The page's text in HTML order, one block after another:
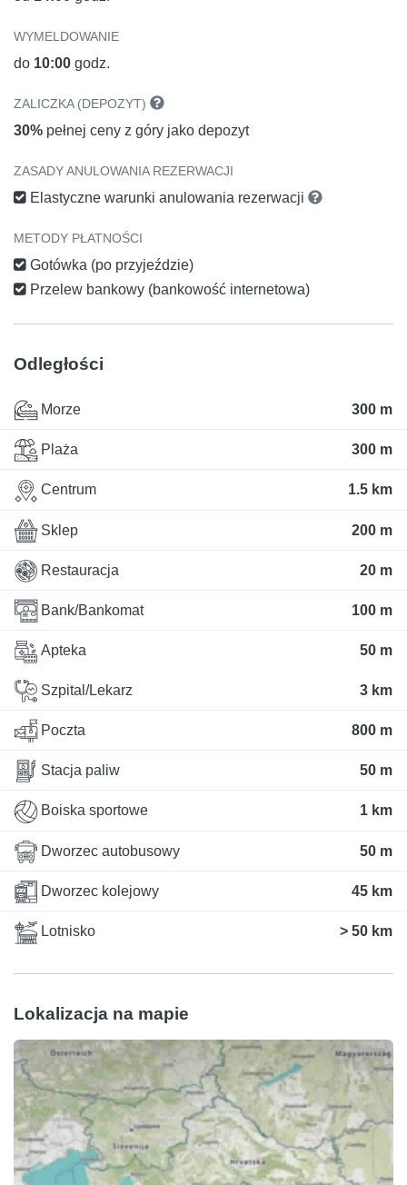
WYMELDOWANIE
do 10:00 godz.
ZALICZKA (DEPOZYT)
30% pełnej ceny z góry jako depozyt
ZASADY ANULOWANIA REZERWACJI
Elastyczne warunki anulowania rezerwacji
METODY PŁATNOŚCI
Gotówka (po przyjeździe)
Przelew bankowy (bankowość internetowa)
Odległości
Morze 300 m
Plaża 300 m
Centrum 1.5 km
Sklep 200 m
Restauracja 20 m
Bank/Bankomat 100 m
Apteka 50 m
Szpital/Lekarz 3 km
Poczta 800 m
Stacja paliw 50 m
Boiska sportowe 1 km
Dworzec autobusowy 50 m
Dworzec kolejowy 45 km
Lotnisko > 50 km
Lokalizacja na mapie